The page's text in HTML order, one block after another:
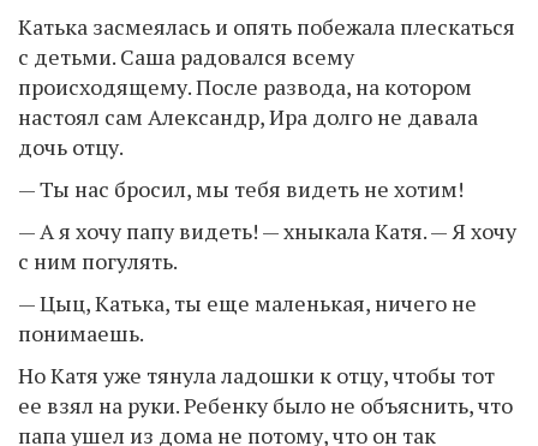
Катька засмеялась и опять побежала плескаться
с детьми. Саша радовался всему
происходящему. После развода, на котором
настоял сам Александр, Ира долго не давала
дочь отцу.
— Ты нас бросил, мы тебя видеть не хотим!
— А я хочу папу видеть! — хныкала Катя. — Я хочу
с ним погулять.
— Цыц, Катька, ты еще маленькая, ничего не
понимаешь.
Но Катя уже тянула ладошки к отцу, чтобы тот
ее взял на руки. Ребенку было не объяснить, что
папа ушел из дома не потому, что он так